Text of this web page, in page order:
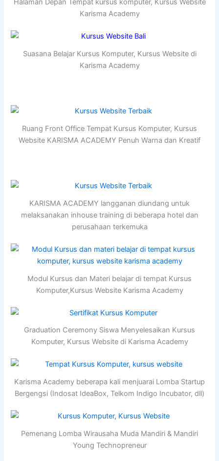
Halaman Depan Tempat kursus komputer, Kursus Website
Karisma Academy
Suasana Belajar Kursus Komputer, Kursus Website di
Karisma Academy
Ruang Front Office Tempat Kursus Komputer, Kursus
Website KARISMA ACADEMY Penuh Warna dan Kreatif
KARISMA ACADEMY langganan diundang untuk
melaksanakan inhouse training di beberapa hotel dan
perusahaan terkemuka
Modul Kursus dan Materi belajar di tempat Kursus
Komputer,Kursus Website Karisma Academy
Graduation Ceremony Siswa Menyelesaikan Kursus
Komputer, Kursus Website di Karisma Academy
Karisma Academy beberapa kali menjuarai Lomba Startup
Bergengsi (Indosat IdeaBox, Telkom Indigo Incubator, dll)
Pemenang Lomba Wirausaha Muda Mandiri & Mandiri
Young Technopreneur